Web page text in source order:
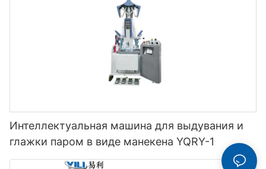
Интеллектуальная машина для выдувания и
глажки паром в виде манекена YQRY-1